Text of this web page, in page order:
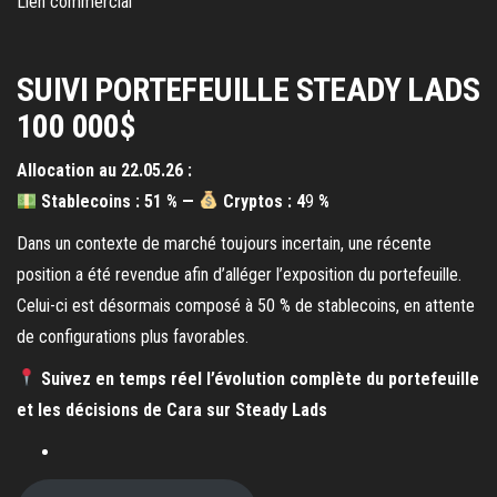
SUIVI PORTEFEUILLE STEADY LADS
100 000$
Allocation au 22.05.26 :
Stablecoins : 51 % — Cryptos : 49 %
Dans un contexte de marché toujours incertain, une récente
position a été revendue afin d’alléger l’exposition du portefeuille.
Celui-ci est désormais composé à 50 % de stablecoins, en attente
de configurations plus favorables.
Suivez en temps réel l’évolution complète du portefeuille
et les décisions de Cara sur Steady Lads